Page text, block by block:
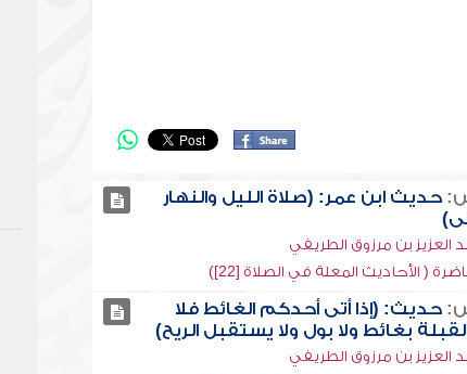
حديث ابن عمر: (صلاة الليل والنهار
العزيز بن مرزوق الطريفي
( الأحاديث المعلة في الصلاة [22])
حديث: (إذا أتى أحدكم الغائط فلا
بغائط ولا بول ولا يستقبل الريح)
العزيز بن مرزوق الطريفي